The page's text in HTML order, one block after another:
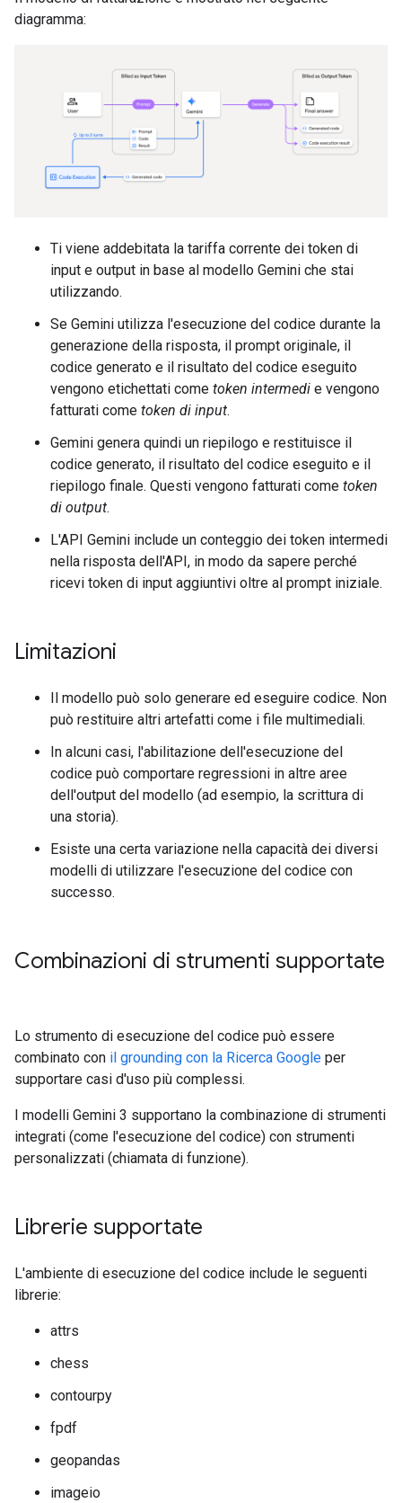
diagramma:
Ti viene addebitata la tariffa corrente dei token di
input e output in base al modello Gemini che stai
utilizzando.
Se Gemini utilizza l'esecuzione del codice durante la
generazione della risposta, il prompt originale, il
codice generato e il risultato del codice eseguito
vengono etichettati come token intermedi e vengono
fatturati come token di input.
Gemini genera quindi un riepilogo e restituisce il
codice generato, il risultato del codice eseguito e il
riepilogo finale. Questi vengono fatturati come token
di output.
L'API Gemini include un conteggio dei token intermedi
nella risposta dell'API, in modo da sapere perché
ricevi token di input aggiuntivi oltre al prompt iniziale.
Limitazioni
Il modello può solo generare ed eseguire codice. Non
può restituire altri artefatti come i file multimediali.
In alcuni casi, l'abilitazione dell'esecuzione del
codice può comportare regressioni in altre aree
dell'output del modello (ad esempio, la scrittura di
una storia).
Esiste una certa variazione nella capacità dei diversi
modelli di utilizzare l'esecuzione del codice con
successo.
Combinazioni di strumenti supportate
Lo strumento di esecuzione del codice può essere
combinato con il grounding con la Ricerca Google per
supportare casi d'uso più complessi.
I modelli Gemini 3 supportano la combinazione di strumenti
integrati (come l'esecuzione del codice) con strumenti
personalizzati (chiamata di funzione).
Librerie supportate
L'ambiente di esecuzione del codice include le seguenti
librerie:
attrs
chess
contourpy
fpdf
geopandas
imageio